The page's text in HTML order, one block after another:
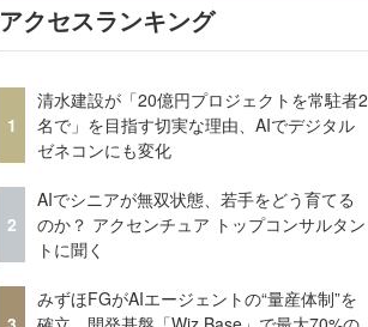
アクセスランキング
1
清水建設が「20億円プロジェクトを常駐者2
名で」を目指す切実な理由、AIでデジタル
ゼネコンにも変化
2
AIでシニアが無双状態、若手をどう育てる
のか？ アクセンチュア トップコンサルタン
トに聞く
みずほFGがAIエージェントの“量産体制”を